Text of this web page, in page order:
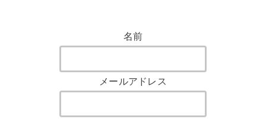
名前
メールアドレス